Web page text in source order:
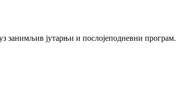
занимљив јутарњи и послојеподневни програм.